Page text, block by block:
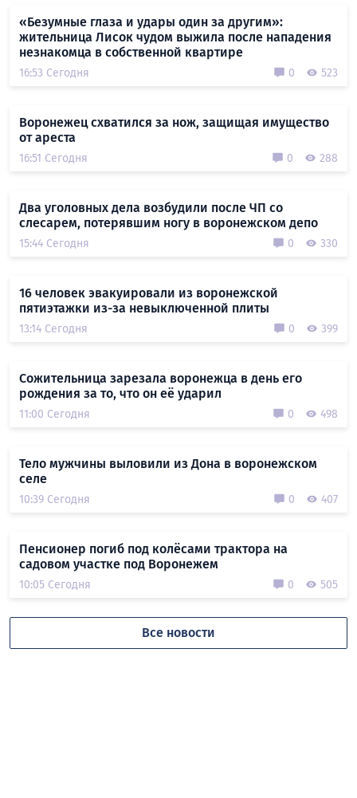
«Безумные глаза и удары один за другим»:
жительница Лисок чудом выжила после нападения
незнакомца в собственной квартире
16:53 Сегодня 0 523
Воронежец схватился за нож, защищая имущество
от ареста
16:51 Сегодня 0 288
Два уголовных дела возбудили после ЧП со
слесарем, потерявшим ногу в воронежском депо
15:44 Сегодня 0 330
16 человек эвакуировали из воронежской
пятиэтажки из-за невыключенной плиты
13:14 Сегодня 0 399
Сожительница зарезала воронежца в день его
рождения за то, что он её ударил
11:00 Сегодня 0 498
Тело мужчины выловили из Дона в воронежском
селе
10:39 Сегодня 0 407
Пенсионер погиб под колёсами трактора на
садовом участке под Воронежем
10:05 Сегодня 0 505
Все новости